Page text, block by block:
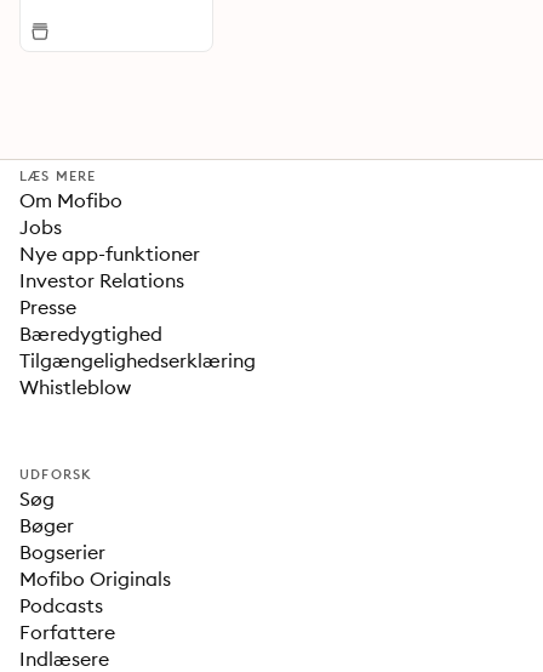
LÆS MERE
Om Mofibo
Jobs
Nye app-funktioner
Investor Relations
Presse
Bæredygtighed
Tilgængelighedserklæring
Whistleblow
UDFORSK
Søg
Bøger
Bogserier
Mofibo Originals
Podcasts
Forfattere
Indlæsere